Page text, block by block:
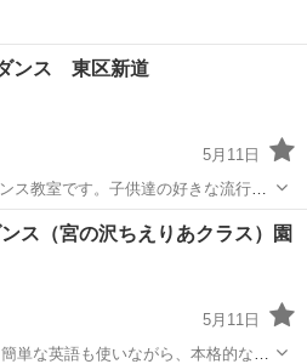
ンス 東区新道
5月11日
ス教室です。子供達の好きな流行り
スのジャンルはJAZZ・POPS・
しているので、レベルに合わせてレ
その他 JAZZ
ス（宮の沢ちえりあクラス）園
5月11日
単な英語も使いながら、本格的なダ